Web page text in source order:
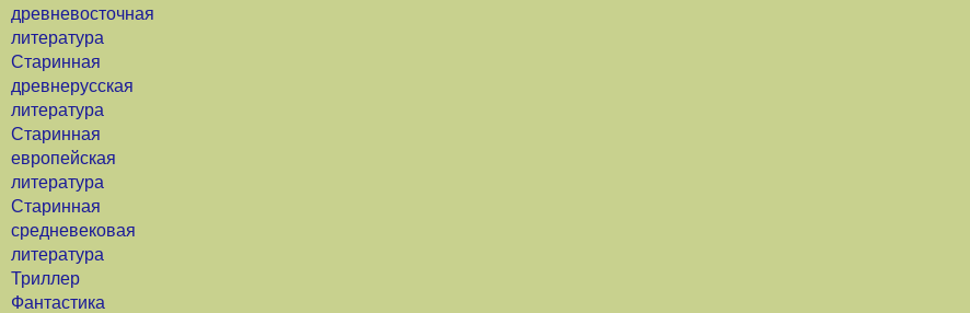
древневосточная
литература
Старинная
древнерусская
литература
Старинная
европейская
литература
Старинная
средневековая
литература
Триллер
Фантастика